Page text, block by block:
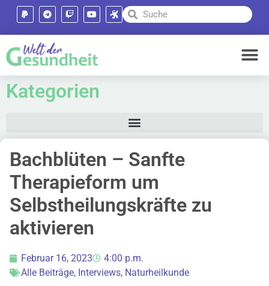
Kategorien
Bachblüten – Sanfte
Therapieform um
Selbstheilungskräfte zu
aktivieren
Februar 16, 2023
4:00 p.m.
Alle Beiträge, Interviews, Naturheilkunde